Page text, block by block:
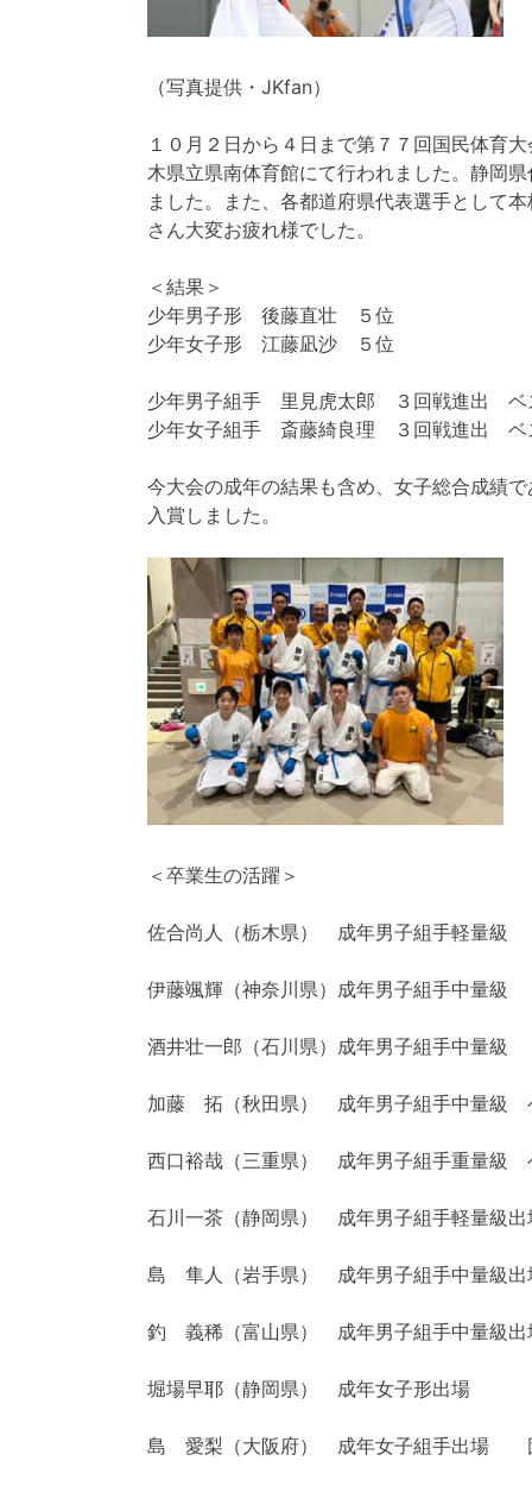
（写真提供・JKfan）
１０月２日から４日まで第７７回国民体育
木県立県南体育館にて行われました。静岡
ました。また、各都道府県代表選手として
さん大変お疲れ様でした。
＜結果＞
少年男子形 後藤直壮 ５位
少年女子形 江藤凪沙 ５位
少年男子組手 里見虎太郎 ３回戦進出 ベ
少年女子組手 斎藤綺良理 ３回戦進出 ベ
今大会の成年の結果も含め、女子総合成績
入賞しました。
＜卒業生の活躍＞
佐合尚人（栃木県） 成年男子組手軽量
伊藤颯輝（神奈川県）成年男子組手中量級
酒井壮一郎（石川県）成年男子組手中量級
加藤 拓（秋田県） 成年男子組手中量級
西口裕哉（三重県） 成年男子組手重量級
石川一茶（静岡県） 成年男子組手軽量級出
島 隼人（岩手県） 成年男子組手中量級出
釣 義稀（富山県） 成年男子組手中量級出
堀場早耶（静岡県） 成年女子形出場
島 愛梨（大阪府） 成年女子組手出場